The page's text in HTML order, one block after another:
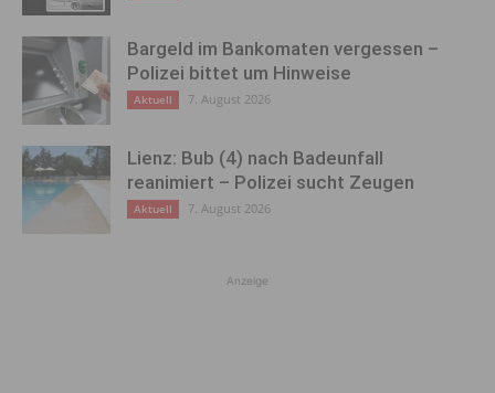
Bargeld im Bankomaten vergessen –
Polizei bittet um Hinweise
Aktuell 7. August 2026
Lienz: Bub (4) nach Badeunfall
reanimiert – Polizei sucht Zeugen
Aktuell 7. August 2026
Anzeige